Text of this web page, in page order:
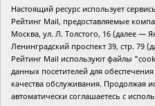
районов ТО
RSS
Главный редактор Рябков А.В.
Редакция: 625002, Тюмень,
телефон (3452)49-00-18, e-
Адрес для писем: 625000,
а/я 371. Для пресс-релизов:
Отдел писем: тел. (3452) 39-
Настоящий ресурс использует
Рейтинг Mail, предоставляемые
Москва, ул. Л. Толстого, 16 (далее —
Ленинградский проспект 39, стр. 79
Рейтинг Mail используют файлы
данных посетителей для
качества обслуживания. Продолжая
автоматически соглашаетесь с